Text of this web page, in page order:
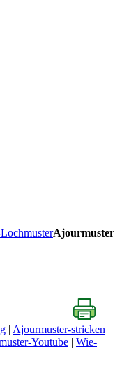
Ajourmuster
Ajourmuster-stricken
Youtube
Wie-